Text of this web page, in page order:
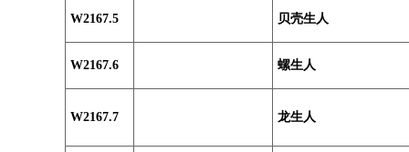
W2167.5 贝壳生人
W2167.6 螺生人
W2167.7 龙生人